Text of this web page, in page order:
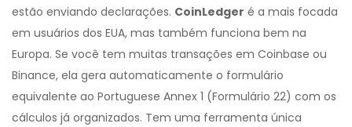
estão enviando declarações. CoinLedger é a mais focada
em usuários dos EUA, mas também funciona bem na
Europa. Se você tem muitas transações em Coinbase ou
Binance, ela gera automaticamente o formulário
equivalente ao Portuguese Annex 1 (Formulário 22) com os
cálculos já organizados. Tem uma ferramenta única